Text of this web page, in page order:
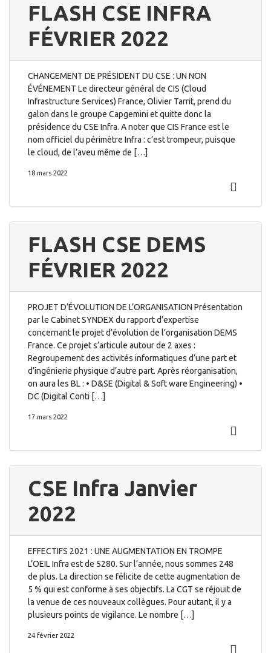
FLASH CSE INFRA
FÉVRIER 2022
CHANGEMENT DE PRÉSIDENT DU CSE : UN NON
ÉVÉNEMENT Le directeur général de CIS (Cloud
Infrastructure Services) France, Olivier Tarrit, prend du
galon dans le groupe Capgemini et quitte donc la
présidence du CSE Infra. A noter que CIS France est le
nom officiel du périmètre Infra : c’est trompeur, puisque
le cloud, de l’aveu même de […]
18 mars 2022
FLASH CSE DEMS
FÉVRIER 2022
PROJET D’ÉVOLUTION DE L’ORGANISATION Présentation
par le Cabinet SYNDEX du rapport d’expertise
concernant le projet d’évolution de l’organisation DEMS
France. Ce projet s’articule autour de 2 axes :
Regroupement des activités informatiques d’une part et
d’ingénierie physique d’autre part. Après réorganisation,
on aura les BL : • D&SE (Digital & Soft ware Engineering) •
DC (Digital Conti […]
17 mars 2022
CSE Infra Janvier
2022
EFFECTIFS 2021 : UNE AUGMENTATION EN TROMPE
L’OEIL Infra est de 5280. Sur l’année, nous sommes 248
de plus. La direction se félicite de cette augmentation de
5 % qui est conforme à ses objectifs. La CGT se réjouit de
la venue de ces nouveaux collègues. Pour autant, il y a
plusieurs points de vigilance. Le nombre […]
24 février 2022